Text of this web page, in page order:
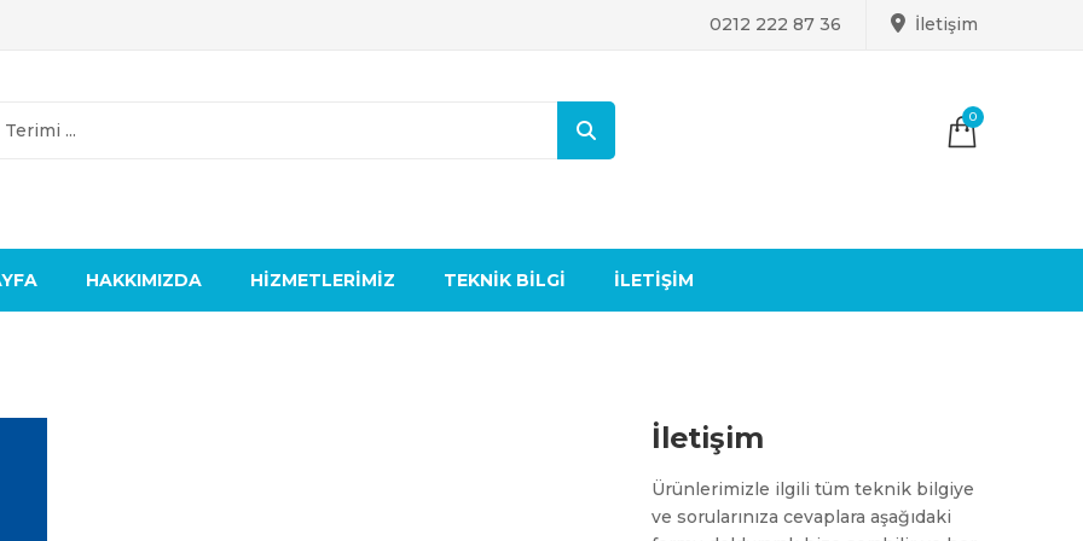
0212 222 87 36 İletişim
0
HAKKIMIZDA HIZMETLERIMIZ TEKNIK BILGI İLETIŞIM
İletişim
Ürünlerimizle ilgili tüm teknik bilgiye
ve sorularınıza cevaplara aşağıdaki